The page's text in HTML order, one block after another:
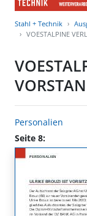
Stahl + Technik
VOESTALPINE
Personalien
Seite 8: